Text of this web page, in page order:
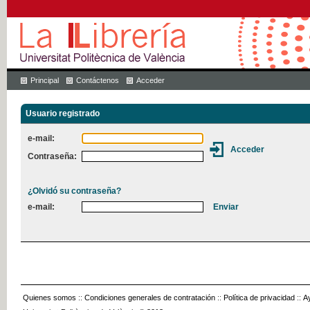
Principal Contáctenos Acceder
Usuario registrado
e-mail:
Contraseña:
¿Olvidó su contraseña?
e-mail:
Quienes somos :: Condiciones generales de contratación :: Política de privacidad ::